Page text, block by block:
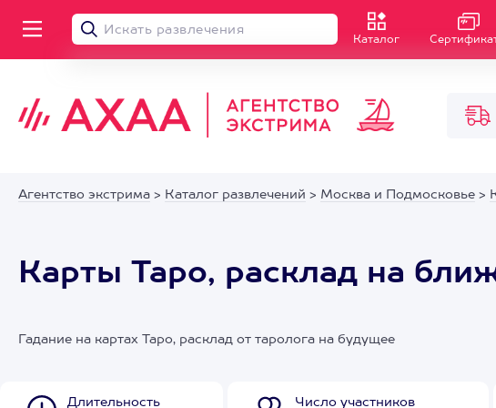
Каталог
Агентство экстрима > Каталог развлечений > Москва и Подмосковье >
Карты Таро, расклад на
Гадание на картах Таро, расклад от таролога на будущее
Длительность
Число участников